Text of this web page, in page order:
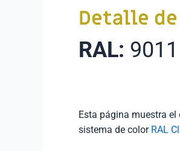
Detalle
RAL: 9011
Esta página muestra el
sistema de color RAL